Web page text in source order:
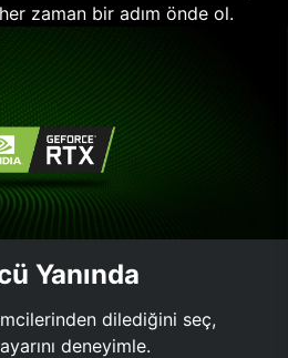
zaman bir adım önde ol.
Yanında
dilediğini seç,
deneyimle.